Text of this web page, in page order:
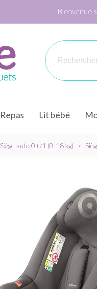
Bienvenue
Repas Lit bébé
Siège auto 0+/1 (0-18 kg) >